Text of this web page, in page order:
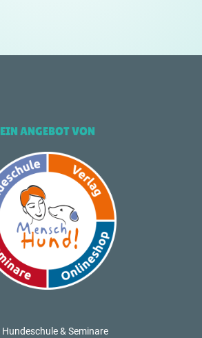
EIN ANGEBOT VON
Hundeschule & Seminare